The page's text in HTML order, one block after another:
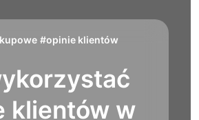
#opinie klientów
klientów w